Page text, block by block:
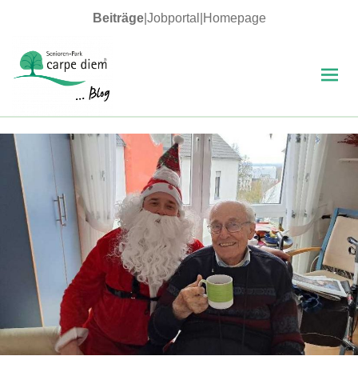
Beiträge| Jobportal Homepage
carpe diem Blog